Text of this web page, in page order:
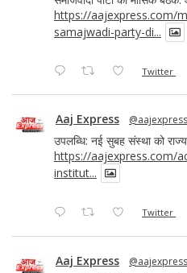
https://aajexpress.com/
samajwadi-party-di...
Twitter
Aaj Express
उपलब्धि: नई सुबह संस्था को
https://aajexpress.com/
institut...
Twitter
Aaj Express